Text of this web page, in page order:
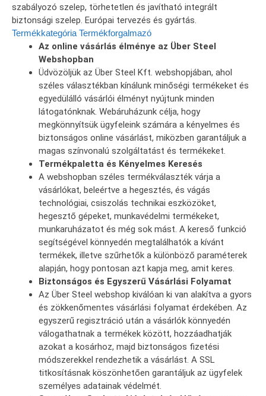
szabályozó szelep, törhetetlen és javítható integrált
biztonsági szelep. Európai tervezés és gyártás.
Termékkategória Termékforgalmazó
Az online vásárlás élménye az Über Steel
Webshopban
Üdvözöljük az Über Steel Kft. webshopjában, ahol
széles választékban kínálunk minőségi termékeket és
egyedülálló vásárlói élményt nyújtunk minden
látogatónknak. Webáruházunk célja, hogy
megkönnyítsük ügyfeleink számára a kényelmes és
biztonságos online vásárlást, miközben garantáljuk a
magas színvonalú szolgáltatást és termékeket.
Termékpaletta és Kényelmes Keresés
A webshopban széles termékválaszték várja a
vásárlókat, beleértve a hegesztés, és vágás
technológiai, csiszolás technikai eszközöket,
hegesztő gépeket, munkavédelmi termékeket,
munkaruházatot és még sok mást. A kereső funkció
segítségével könnyedén megtalálhatók a kívánt
termékek, illetve szűrhetők a különböző paraméterek
alapján, hogy pontosan azt kapja meg, amit keres.
Biztonságos és Egyszerű Vásárlási Folyamat
Az Über Steel webshop kiválóan ki van alakítva a gyors
és zökkenőmentes vásárlási folyamat érdekében. Az
egyszerű regisztráció után a vásárlók könnyedén
válogathatnak a termékek között, hozzáadhatják
azokat a kosárhoz, majd biztonságos fizetési
módszerekkel rendezhetik a vásárlást. A SSL
titkosításnak köszönhetően garantáljuk az ügyfelek
személyes adatainak védelmét.